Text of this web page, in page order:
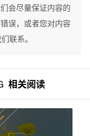
会尽量保证内容的
误，或者您对内容
联系。
相关阅读